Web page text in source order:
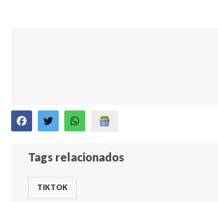
Tags relacionados
TIKTOK